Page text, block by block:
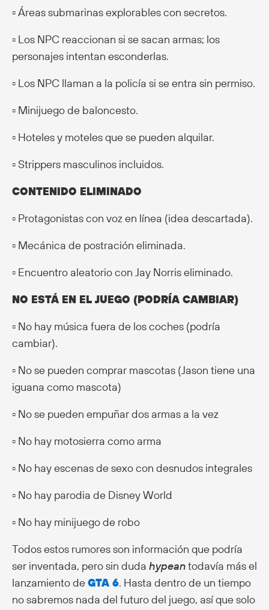
▫️ Áreas submarinas explorables con secretos.
▫️ Los NPC reaccionan si se sacan armas; los
personajes intentan esconderlas.
▫️ Los NPC llaman a la policía si se entra sin permiso.
▫️ Minijuego de baloncesto.
▫️ Hoteles y moteles que se pueden alquilar.
▫️ Strippers masculinos incluidos.
CONTENIDO ELIMINADO
▫️ Protagonistas con voz en línea (idea descartada).
▫️ Mecánica de postración eliminada.
▫️ Encuentro aleatorio con Jay Norris eliminado.
NO ESTÁ EN EL JUEGO (PODRÍA CAMBIAR)
▫️ No hay música fuera de los coches (podría
cambiar).
▫️ No se pueden comprar mascotas (Jason tiene una
iguana como mascota)
▫️ No se pueden empuñar dos armas a la vez
▫️ No hay motosierra como arma
▫️ No hay escenas de sexo con desnudos integrales
▫️ No hay parodia de Disney World
▫️ No hay minijuego de robo
Todos estos rumores son información que podría
ser inventada, pero sin duda hypeantodavía más el
lanzamiento deGTA 6. Hasta dentro de un tiempo
no sabremos nada del futuro del juego, así que solo